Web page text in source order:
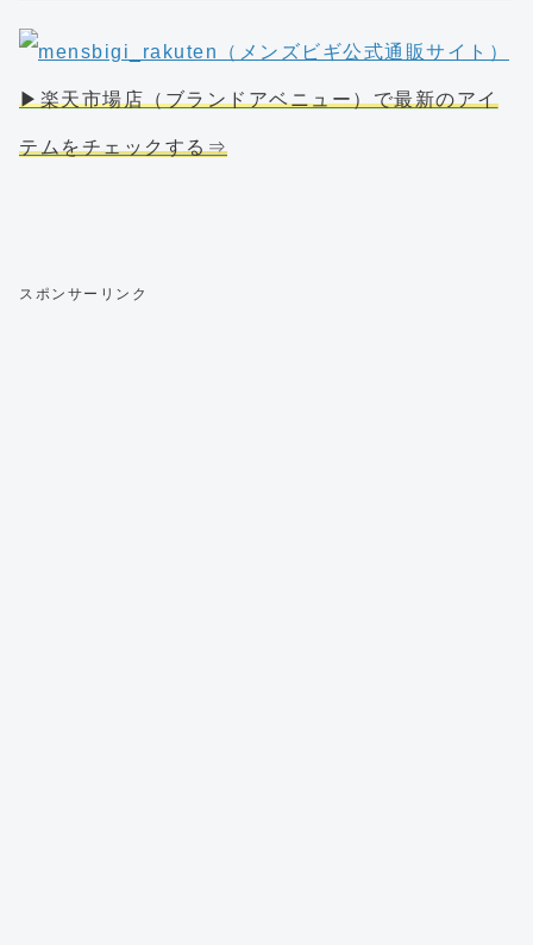
▶楽天市場店（ブランドアベニュー）で最新のアイ
テムをチェックする⇒
スポンサーリンク